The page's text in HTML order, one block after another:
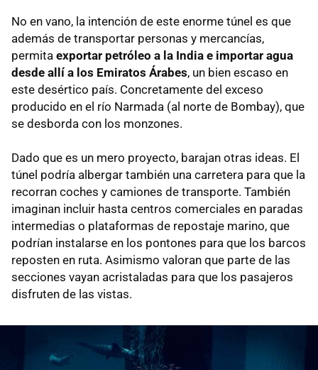
No en vano, la intención de este enorme túnel es que
además de transportar personas y mercancías,
permita exportar petróleo a la India e importar agua
desde allí a los Emiratos Árabes, un bien escaso en
este desértico país. Concretamente del exceso
producido en el río Narmada (al norte de Bombay), que
se desborda con los monzones.
Dado que es un mero proyecto, barajan otras ideas. El
túnel podría albergar también una carretera para que la
recorran coches y camiones de transporte. También
imaginan incluir hasta centros comerciales en paradas
intermedias o plataformas de repostaje marino, que
podrían instalarse en los pontones para que los barcos
reposten en ruta. Asimismo valoran que parte de las
secciones vayan acristaladas para que los pasajeros
disfruten de las vistas.